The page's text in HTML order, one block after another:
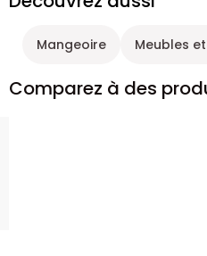
Mangeoire Meubles
Comparez à des